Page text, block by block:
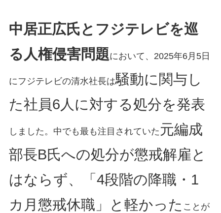
中居正広氏とフジテレビを巡
る人権侵害問題において、2025年6月5日
にフジテレビの清水社長は騒動に関与し
た社員6人に対する処分を発表
しました。中でも最も注目されていた 元編成
部長B氏への処分が懲戒解雇と
はならず、「4段階の降職・1
カ月懲戒休職」と軽かった ことが